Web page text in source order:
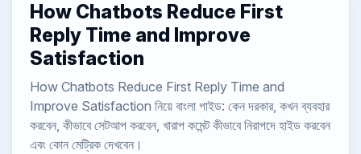
How Chatbots Reduce First
Reply Time and Improve
Satisfaction
How Chatbots Reduce First Reply Time and
Improve Satisfaction নিয়ে বাংলা গাইড: কেন দরকার, কখন ব্যবহার
করবেন, কীভাবে সেটআপ করবেন, খারাপ কমেন্ট কীভাবে নিরাপদে হাইড করবেন
এবং কোন মেট্রিক দেখবেন।